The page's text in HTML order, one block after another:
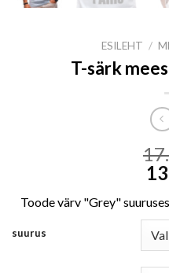
ESILEHT /
T-särk
Toode värv "Grey"
suurus